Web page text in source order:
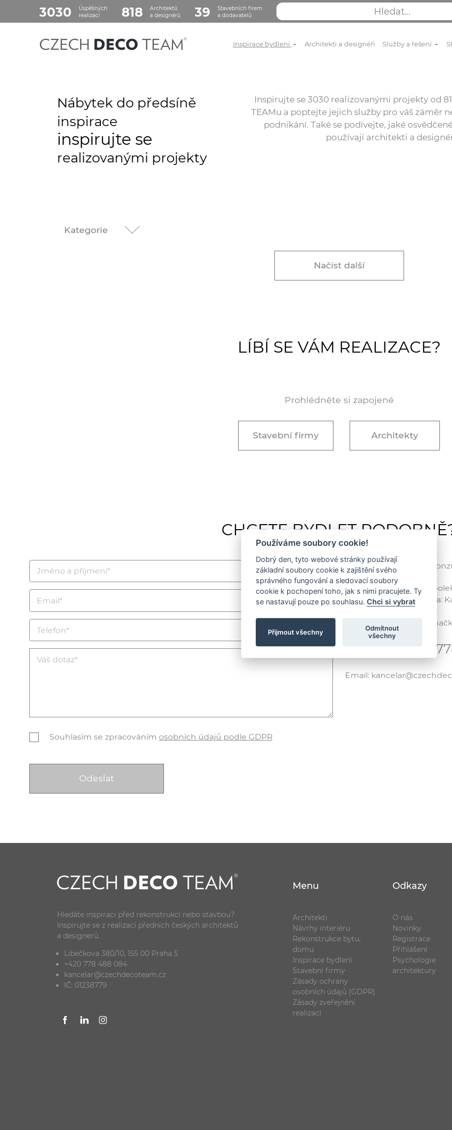
3030
Úspěšných
realizací
818
Architektů
a designérů
39
Stavebních firem
a dodavatelů
Inspirace bydlení Architekti a designéři Služby a řešení
Nábytek do předsíně
inspirace
inspirujte se
realizovanými projekty
Inspirujte se 3030 realizovanými projekty od
TEAMu a poptejte jejich služby pro váš záměr
podnikání. Také se podívejte, jaké
používají architekti a
Kategorie
Načíst další
LÍBÍ SE VÁM REALIZACE?
Prohlédněte si zapojené
Stavební firmy Architekty
CHCETE BYDLET
Souhlasím se zpracováním osobních údajů podle GDPR
Rádi vám poradíme /
CZECH DECO TEAM,
Korespondenční adresa:
IČ: 01238779, Spisová
Telefon: +420
Email:
Hledáte inspiraci před rekonstrukcí nebo stavbou?
Inspirujte se z realizací předních českých architektů
a designerů.
Libečkova 380/10, 155 00 Praha 5
+420 778 488 084
kancelar@czechdecoteam.cz
IČ: 01238779
Menu
Architekti
Návrhy interiéru
Rekonstrukce bytu,
domu
Inspirace bydlení
Stavební firmy
Zásady ochrany
osobních údajů (GDPR)
Zásady zveřejnění
realizací
Odkazy
O nás
Novinky
Registrace
Přihlášení
Psychologie
architektury
Používáme soubory cookie!
Dobrý den, tyto webové stránky používají
základní soubory cookie k zajištění svého
správného fungování a sledovací soubory
cookie k pochopení toho, jak s nimi pracujete. Ty
se nastavují pouze po souhlasu.Chci si vybrat
Přijmout všechny
Odmítnout
všechny